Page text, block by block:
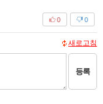
0
0
새로고침
등록